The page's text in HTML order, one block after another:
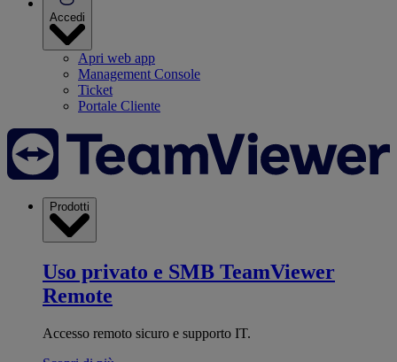
Accedi
Apri web app
Management Console
Ticket
Portale Cliente
Prodotti
Uso privato e SMB TeamViewer
Remote
Accesso remoto sicuro e supporto IT.